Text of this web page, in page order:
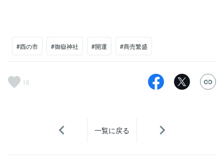
#酉の市 #御嶽神社 #開運 #商売繁盛
18
一覧に戻る